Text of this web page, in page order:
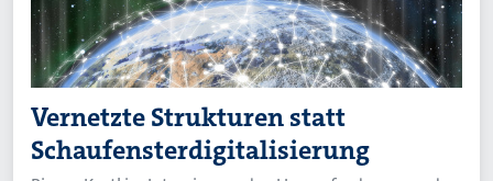
Vernetzte Strukturen statt
Schaufensterdigitalisierung